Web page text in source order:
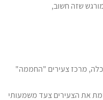
שזה חשוב,
מרכז צעירים "החממה"
את הצעירים צעד משמעותי